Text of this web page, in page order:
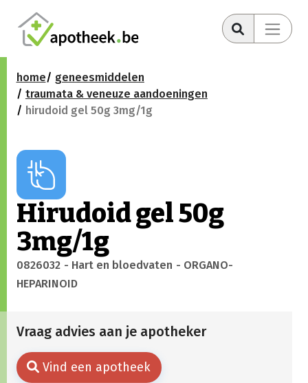
home
geneesmiddelen
traumata & veneuze aandoeningen
hirudoid gel 50g 3mg/1g
Hirudoid gel 50g
3mg/1g
0826032 - Hart en bloedvaten - ORGANO-
HEPARINOID
Vraag advies aan je apotheker
Vind een apotheek